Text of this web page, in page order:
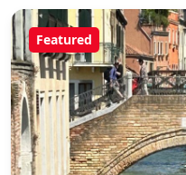
Featured